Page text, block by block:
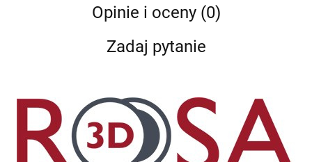
Opinie i oceny (0)
Zadaj pytanie